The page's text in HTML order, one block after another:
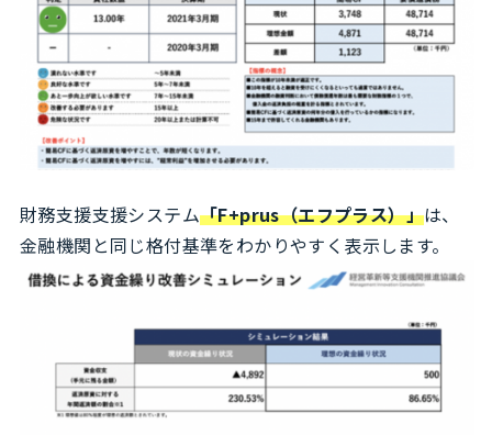
財務支援支援システム「F+prus（エフプラス）」は、
金融機関と同じ格付基準をわかりやすく表示します。